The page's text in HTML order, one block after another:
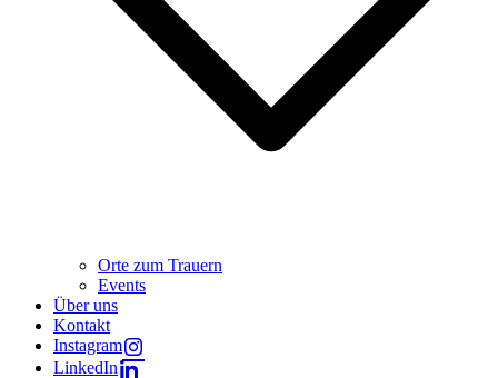
Orte zum Trauern
Events
Über uns
Kontakt
Instagram
LinkedIn